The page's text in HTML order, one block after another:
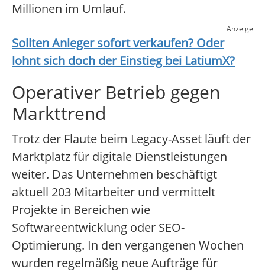
Millionen im Umlauf.
Anzeige
Sollten Anleger sofort verkaufen? Oder
lohnt sich doch der Einstieg bei LatiumX?
Operativer Betrieb gegen
Markttrend
Trotz der Flaute beim Legacy-Asset läuft der
Marktplatz für digitale Dienstleistungen
weiter. Das Unternehmen beschäftigt
aktuell 203 Mitarbeiter und vermittelt
Projekte in Bereichen wie
Softwareentwicklung oder SEO-
Optimierung. In den vergangenen Wochen
wurden regelmäßig neue Aufträge für